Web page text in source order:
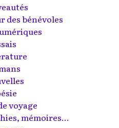
des bénévoles
voyage
mémoires...